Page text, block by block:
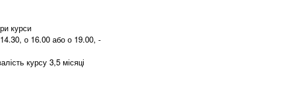
курси
о 16.00 або о 19.00, -
курсу 3,5 місяці